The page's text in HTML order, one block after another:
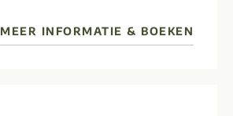
MEER INFORMATIE & BOEKEN